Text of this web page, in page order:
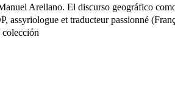
Arellano. El discurso geográfico
assyriologue et traducteur passionné
colección